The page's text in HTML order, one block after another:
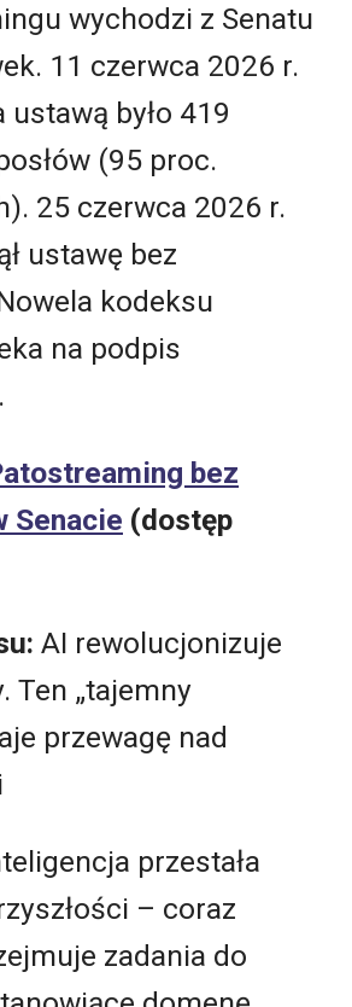
wychodzi z Senatu
11 czerwca 2026 r.
ustawą było 419
(95 proc.
25 czerwca 2026 r.
ustawę bez
kodeksu
na podpis
bez
Senacie (dostęp
AI rewolucjonizuje
Ten „tajemny
przewagę nad
przestała
– coraz
zadania do